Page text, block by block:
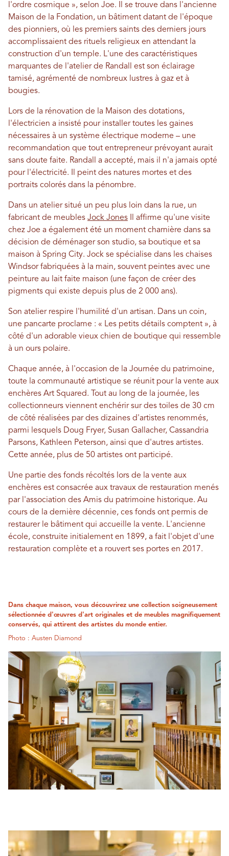
l'ordre cosmique », selon Joe. Il se trouve dans l'ancienne
Maison de la Fondation, un bâtiment datant de l'époque
des pionniers, où les premiers saints des derniers jours
accomplissaient des rituels religieux en attendant la
construction d'un temple. L'une des caractéristiques
marquantes de l'atelier de Randall est son éclairage
tamisé, agrémenté de nombreux lustres à gaz et à
bougies.
Lors de la rénovation de la Maison des dotations,
l'électricien a insisté pour installer toutes les gaines
nécessaires à un système électrique moderne – une
recommandation que tout entrepreneur prévoyant aurait
sans doute faite. Randall a accepté, mais il n'a jamais opté
pour l'électricité. Il peint des natures mortes et des
portraits colorés dans la pénombre.
Dans un atelier situé un peu plus loin dans la rue, un
fabricant de meubles Jock Jones Il affirme qu'une visite
chez Joe a également été un moment charnière dans sa
décision de déménager son studio, sa boutique et sa
maison à Spring City. Jock se spécialise dans les chaises
Windsor fabriquées à la main, souvent peintes avec une
peinture au lait faite maison (une façon de créer des
pigments qui existe depuis plus de 2 000 ans).
Son atelier respire l'humilité d'un artisan. Dans un coin,
une pancarte proclame : « Les petits détails comptent », à
côté d'un adorable vieux chien de boutique qui ressemble
à un ours polaire.
Chaque année, à l'occasion de la Journée du patrimoine,
toute la communauté artistique se réunit pour la vente aux
enchères Art Squared. Tout au long de la journée, les
collectionneurs viennent enchérir sur des toiles de 30 cm
de côté réalisées par des dizaines d'artistes renommés,
parmi lesquels Doug Fryer, Susan Gallacher, Cassandria
Parsons, Kathleen Peterson, ainsi que d'autres artistes.
Cette année, plus de 50 artistes ont participé.
Une partie des fonds récoltés lors de la vente aux
enchères est consacrée aux travaux de restauration menés
par l'association des Amis du patrimoine historique. Au
cours de la dernière décennie, ces fonds ont permis de
restaurer le bâtiment qui accueille la vente. L'ancienne
école, construite initialement en 1899, a fait l'objet d'une
restauration complète et a rouvert ses portes en 2017.
Dans chaque maison, vous découvrirez une collection soigneusement
sélectionnée d'œuvres d'art originales et de meubles magnifiquement
conservés, qui attirent des artistes du monde entier.
Photo : Austen Diamond